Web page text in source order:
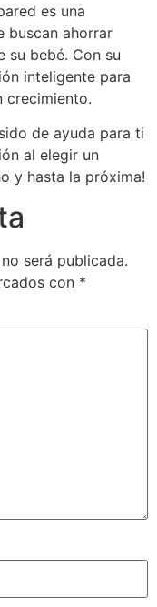
es una
buscan ahorrar
su bebé. Con su
inteligente para
crecimiento.
de ayuda para ti
al elegir un
y hasta la próxima!
será publicada.
con *